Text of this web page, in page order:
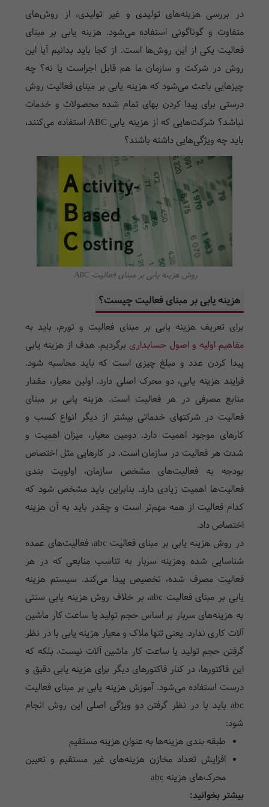
در بررسی هزینه‌های تولیدی و غیر تولیدی، از روش‌های
متفاوت و گوناگونی استفاده می‌شود. هزینه یابی بر مبنای
فعالیت یکی از این روش‌ها است. از کجا باید بدانیم آیا این
روش در شرکت و سازمان ما هم قابل اجراست یا نه؟ چه
چیزهایی باعث می‌شود که هزینه یابی بر مبنای فعالیت روش
درستی برای پیدا کردن بهای تمام شده محصولات و خدمات
نباشد؟ شرکت‌هایی که از هزینه یابی ABC استفاده می‌کنند،
باید چه ویژگی‌هایی داشته باشند؟
روش هزینه یابی بر مبنای فعالیت ABC
هزینه یابی بر مبنای فعالیت چیست؟
برای تعریف هزینه یابی بر مبنای فعالیت و تورم، باید به
مفاهیم اولیه و اصول حسابداری برگردیم. هدف از هزینه یابی
پیدا کردن عدد و مبلغ چیزی است که باید محاسبه شود.
فرایند هزینه یابی، دو محرک اصلی دارد. اولین معیار، مقدار
منابع مصرفی در هر فعالیت است. هزینه یابی بر مبنای
فعالیت در شرکتهای خدماتی بیشتر از دیگر انواع کسب و
کارهای موجود اهمیت دارد. دومین معیار، میزان اهمیت و
شدت هر فعالیت در سازمان است. در کارهایی مثل اختصاص
بودجه به فعالیت‌های مشخص سازمان، اولویت بندی
فعالیت‌ها اهمیت زیادی دارد. بنابراین باید مشخص شود که
کدام فعالیت از همه مهم‌تر است و چقدر باید به آن هزینه
اختصاص داد.
در روش هزینه یابی بر مبنای فعالیت abc، فعالیت‌های عمده
شناسایی شده وهزینه سربار به تناسب منابعی که در هر
فعالیت مصرف شده، تخصیص پیدا می‌کند. سیستم هزینه
یابی بر مبنای فعالیت abc، بر خلاف روش هزینه یابی سنتی
به هزینه‌های سربار بر اساس حجم تولید یا ساعت کار ماشین
آلات کاری ندارد. یعنی تنها ملاک و معیار هزینه یابی با در نظر
گرفتن حجم تولید یا ساعت کار ماشین آلات نیست. بلکه که
این فاکتورها، در کنار فاکتورهای دیگر برای هزینه یابی دقیق و
درست استفاده می‌شود. آموزش هزینه یابی بر مبنای فعالیت
abc باید با در نظر گرفتن دو ویژگی اصلی این روش انجام
شود:
طبقه بندی هزینه‌ها به عنوان هزینه مستقیم
افزایش تعداد مخازن هزینه‌های غیر مستقیم و تعیین
محرک‌های هزینه abc
بیشتر بخوانید: